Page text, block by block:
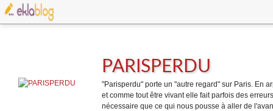
PARISPERDU
"Parisperdu" porte un "autre regard" sur Paris. En
et comme tout être vivant elle fait parfois des
nécessaire que ce qui nous pousse à aller de